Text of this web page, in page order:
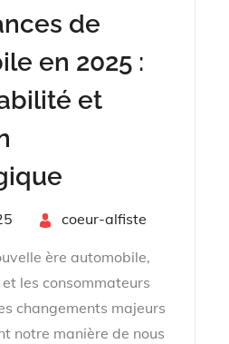
de
en 2025 :
et
coeur-alfiste
ère automobile,
les consommateurs
changements majeurs
notre manière de nous